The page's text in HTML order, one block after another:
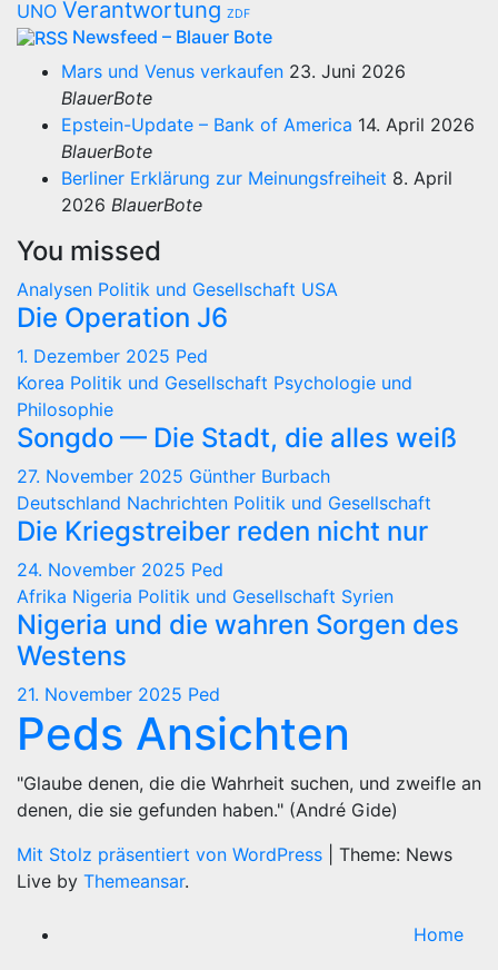
UNO Verantwortung ZDF
Newsfeed – Blauer Bote
Mars und Venus verkaufen 23. Juni 2026
BlauerBote
Epstein-Update – Bank of America 14. April 2026
BlauerBote
Berliner Erklärung zur Meinungsfreiheit 8. April
2026 BlauerBote
You missed
Analysen Politik und Gesellschaft USA
Die Operation J6
1. Dezember 2025 Ped
Korea Politik und Gesellschaft Psychologie und
Philosophie
Songdo — Die Stadt, die alles weiß
27. November 2025 Günther Burbach
Deutschland Nachrichten Politik und Gesellschaft
Die Kriegstreiber reden nicht nur
24. November 2025 Ped
Afrika Nigeria Politik und Gesellschaft Syrien
Nigeria und die wahren Sorgen des
Westens
21. November 2025 Ped
Peds Ansichten
"Glaube denen, die die Wahrheit suchen, und zweifle an
denen, die sie gefunden haben." (André Gide)
Mit Stolz präsentiert von WordPress
Theme: News
Live by Themeansar.
Home